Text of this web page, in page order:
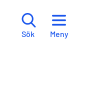
Sök Meny